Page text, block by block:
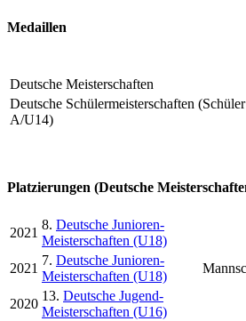
Medaillen
Deutsche Meisterschaften
Deutsche Schülermeisterschaften (Schüler
A/U14)
Platzierungen (Deutsche
2021
8. Deutsche Junioren-
Meisterschaften (U18)
2021
7. Deutsche Junioren-
Meisterschaften (U18)
2020
13. Deutsche Jugend-
Meisterschaften (U16)